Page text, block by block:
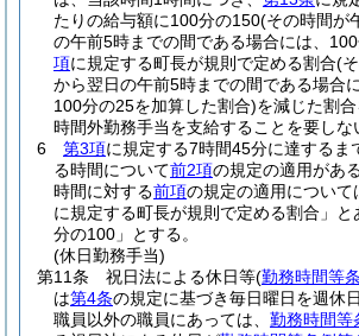
たりの給与額に100分の150(その時間が
の午前5時までの間である場合には、
項に規定する町長が規則で定める割合(
から翌日の午前5時までの間である場合
100分の25を加算した割合)を減じた割
時間外勤務手当を支給することを要しな
6
第3項に規定する7時間45分に達するま
る時間について前2項の規定の適用があ
時間に対する前項の規定の適用について
に規定する町長が規則で定める割合」
分の100」とする。
(休日勤務手当)
第11条
祝日法による休日等(勤務時間等
は第4条の規定に基づき毎日曜日を週休
職員以外の職員にあっては、 勤務時間等